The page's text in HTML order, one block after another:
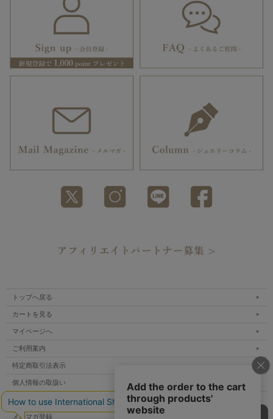
トップへ戻る
カートを見る
マイページへ
ご利用案内
特定商取引法表示
個人情報の取扱い
サイトマップ
メルマガ登録